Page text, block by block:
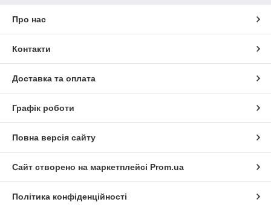
Про нас
Контакти
Доставка та оплата
Графік роботи
Повна версія сайту
Сайт створено на маркетплейсі Prom.ua
Політика конфіденційності